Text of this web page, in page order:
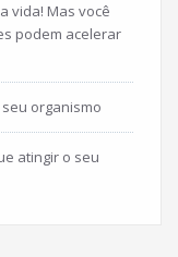
vida! Mas você
podem acelerar
organismo
atingir o seu